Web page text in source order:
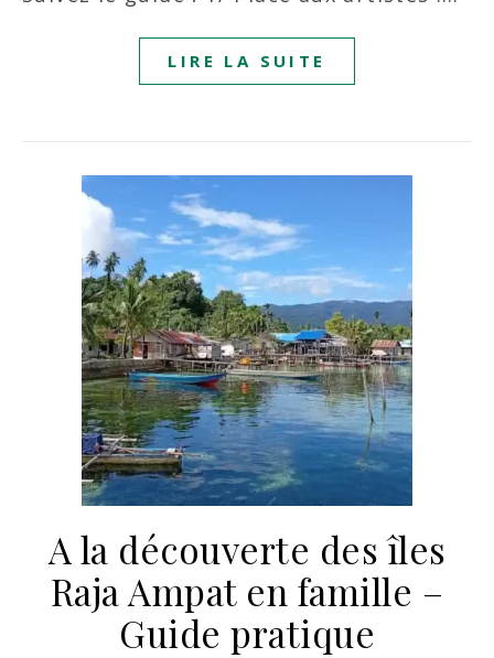
LIRE LA SUITE
A la découverte des îles
Raja Ampat en famille –
Guide pratique